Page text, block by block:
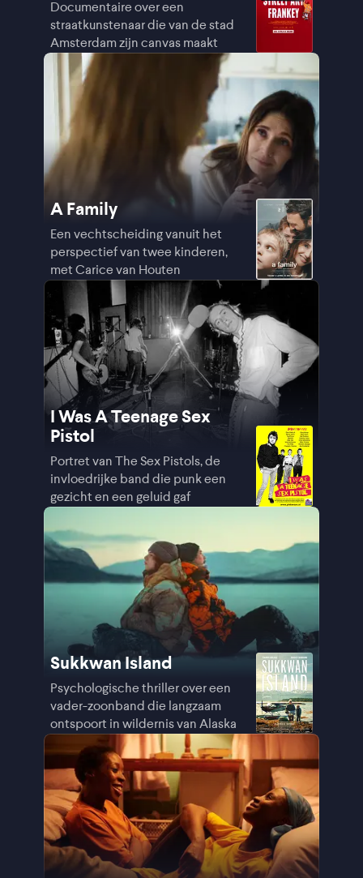
Documentaire over een
straatkunstenaar die van de stad
Amsterdam zijn canvas maakt
A Family
Een vechtscheiding vanuit het
perspectief van twee kinderen,
met Carice van Houten
I Was A Teenage Sex
Pistol
Portret van The Sex Pistols, de
invloedrijke band die punk een
gezicht en een geluid gaf
Sukkwan Island
Psychologische thriller over een
vader-zoonband die langzaam
ontspoort in wildernis van Alaska